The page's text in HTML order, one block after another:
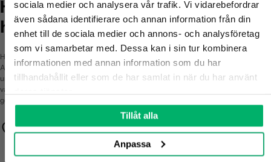
sociala medier och analysera vår trafik. Vi vidarebefordrar
även sådana identifierare och annan information från din
enhet till de sociala medier och annons- och analysföretag
som vi samarbetar med. Dessa kan i sin tur kombinera
informationen med annan information som du har
tillhandahållit eller som de har samlat in när du har använt
Tillåt alla
Anpassa
Hundben.se - med hjärtat för
hunden
Hundben.se är fött ur en personlig resa – från sorg till passion. Vi, Gabriel och
Amanda, förlorade tilliten till industrin när vår älskade Maddox blev sjuk av ett
undermåligt tuggben. Det blev starten på vårt uppdrag: att skapa en butik där
varje produkt är noga utvald, transparent och säker. Allt du hittar hos oss kan du
ge till din hund med stolthet och lugn.
Trygghet först
Alla produkter är testade, spårbara och fria från dolda ämnen - bara det vi
Långvariga tugg
Tugg för känslig mage
100% svenskt
Storpack